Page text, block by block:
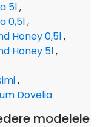
5l,
0,5l,
Honey 0,5l,
Honey 5l,
,
Dovelia
modelele